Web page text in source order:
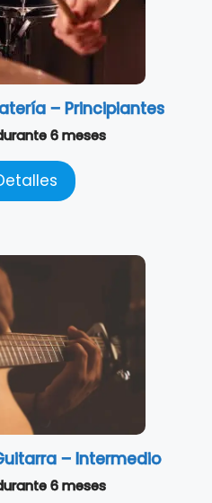
– Principiantes
6 meses
– Intermedio
6 meses